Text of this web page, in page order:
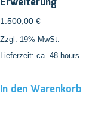
1.500,00 €
Zzgl. 19% MwSt.
Lieferzeit: ca. 48 hours
In den Warenkorb